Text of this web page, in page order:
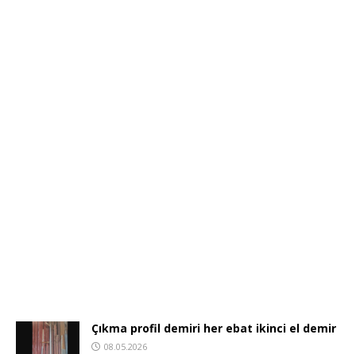
Çıkma profil demiri her ebat ikinci el demir
08.05.2026